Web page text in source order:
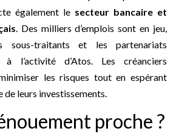
également le secteur bancaire et
. Des milliers d’emplois sont en jeu,
sous-traitants et les partenariats
à l’activité d’Atos. Les créanciers
les risques tout en espérant
leurs investissements.
proche ?